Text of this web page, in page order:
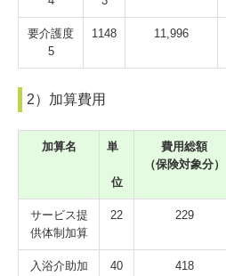
利用料金
油山緑寿園デイサービスセンター
利用料金
油山緑寿園居宅介護支援事業所
ボランティア
採用情報
要介護度
5
1148 11,996
2）加算費用
加算名 単
位
費用総額
（保険対象分）
サービス提
供体制加算
22 229
入浴介助加
40 418